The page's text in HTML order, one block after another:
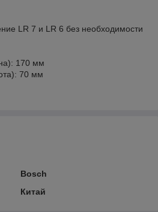
LR 7 и LR 6 без необходимости
170 мм
70 мм
Bosch
Китай